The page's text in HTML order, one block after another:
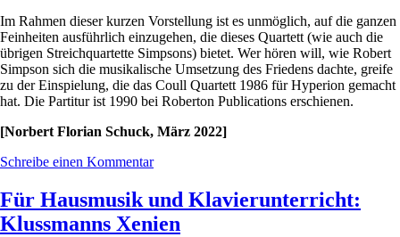
Im Rahmen dieser kurzen Vorstellung ist es unmöglich, auf die ganzen
Feinheiten ausführlich einzugehen, die dieses Quartett (wie auch die
übrigen Streichquartette Simpsons) bietet. Wer hören will, wie Robert
Simpson sich die musikalische Umsetzung des Friedens dachte, greife
zu der Einspielung, die das Coull Quartett 1986 für Hyperion gemacht
hat. Die Partitur ist 1990 bei Roberton Publications erschienen.
[Norbert Florian Schuck, März 2022]
Schreibe einen Kommentar
Für Hausmusik und Klavierunterricht:
Klussmanns Xenien